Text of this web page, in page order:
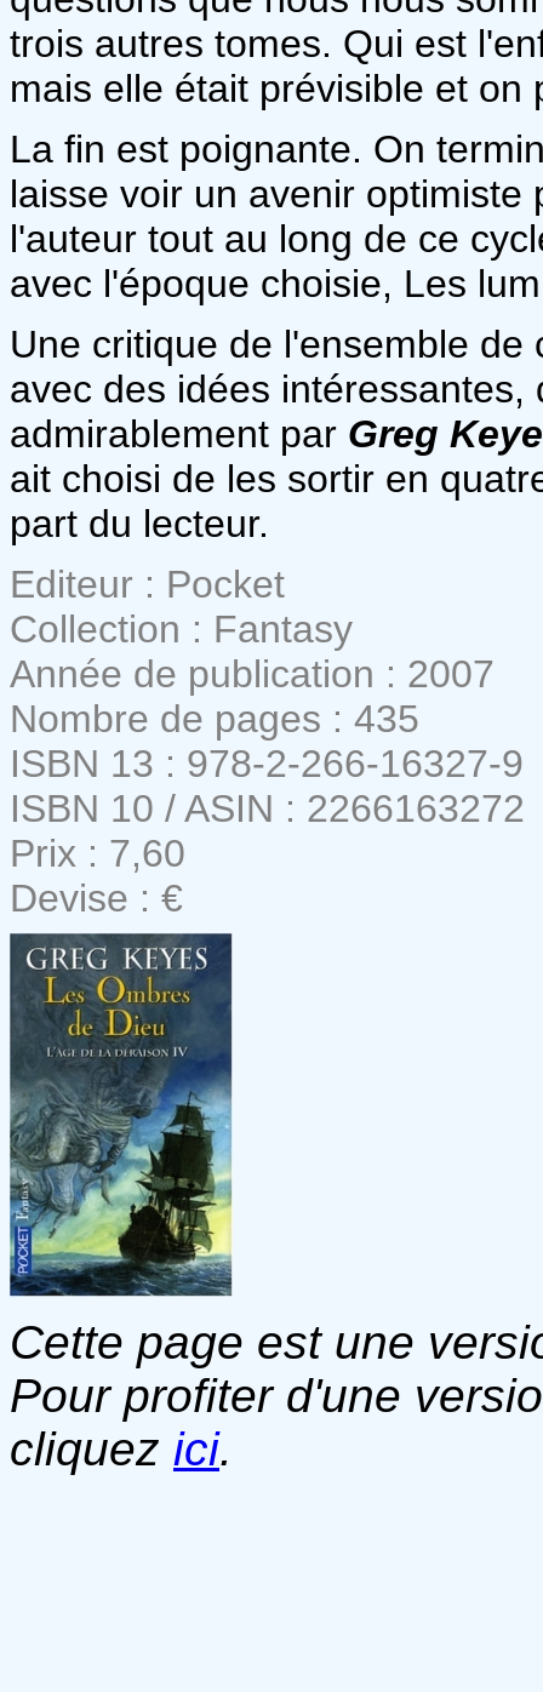
trois autres tomes. Qui est
mais elle était prévisible et on
La fin est poignante. On
laisse voir un avenir
l'auteur tout au long de ce
avec l'époque choisie, Les
Une critique de l'ensemble
avec des idées
admirablement par Greg
ait choisi de les sortir en
part du lecteur.
Editeur : Pocket
Collection : Fantasy
Année de publication : 2007
Nombre de pages : 435
ISBN 13 : 978-2-266-16327-9
ISBN 10 / ASIN : 2266163272
Prix : 7,60
Devise : €
Cette page est une
Pour profiter d'une
cliquez ici.